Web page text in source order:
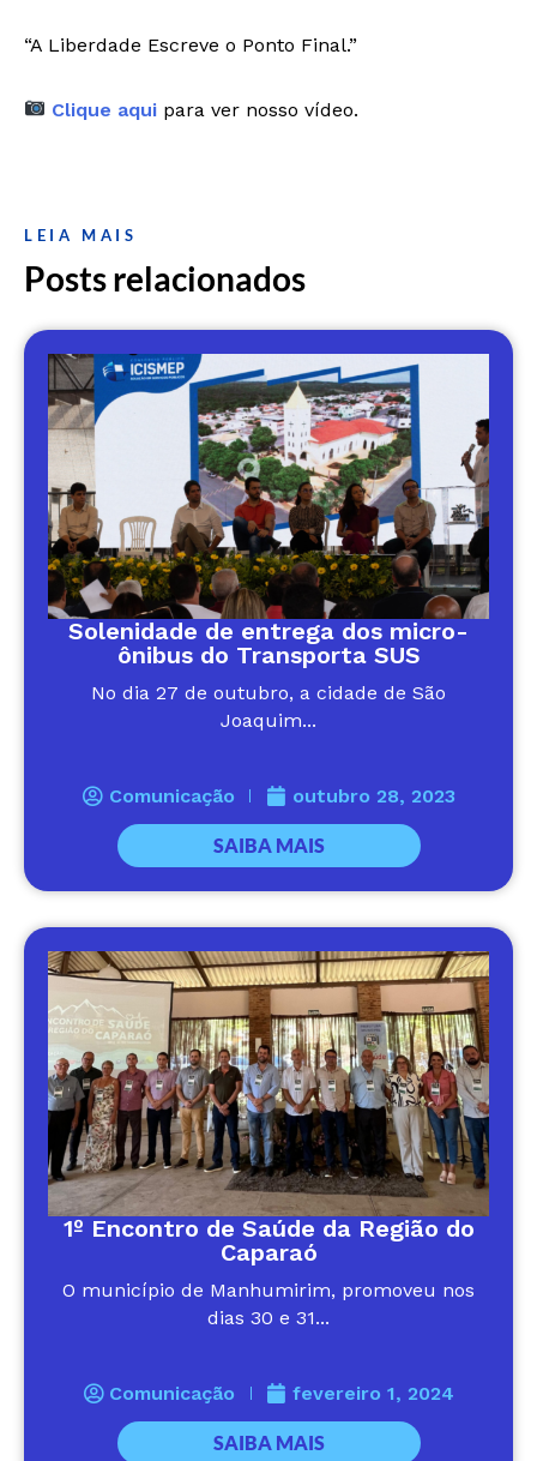
“A Liberdade Escreve o Ponto Final.”
Clique aqui para ver nosso vídeo.
LEIA MAIS
Posts relacionados
Solenidade de entrega dos micro-
ônibus do Transporta SUS
No dia 27 de outubro, a cidade de São
Joaquim...
Comunicação outubro 28, 2023
SAIBA MAIS
1º Encontro de Saúde da Região do
Caparaó
O município de Manhumirim, promoveu nos
dias 30 e 31...
Comunicação fevereiro 1, 2024
SAIBA MAIS